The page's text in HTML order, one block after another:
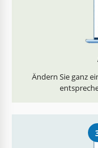
Ändern Sie ganz